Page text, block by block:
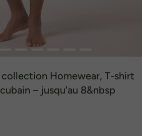
collection Homewear, T-shirt
– jusqu'au 8&nbsp